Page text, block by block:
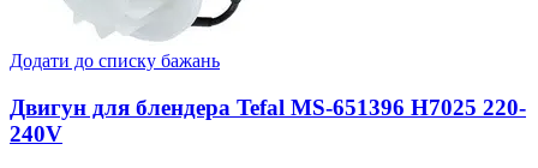
Додати до списку бажань
Двигун для блендера Tefal MS-651396 H7025 220-
240V